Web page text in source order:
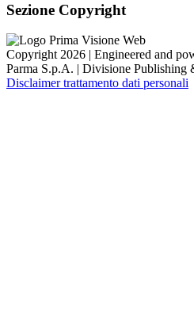
Sezione Copyright
Copyright 2026 | Engineered and
Parma S.p.A. | Divisione Publishing
Disclaimer trattamento dati personali